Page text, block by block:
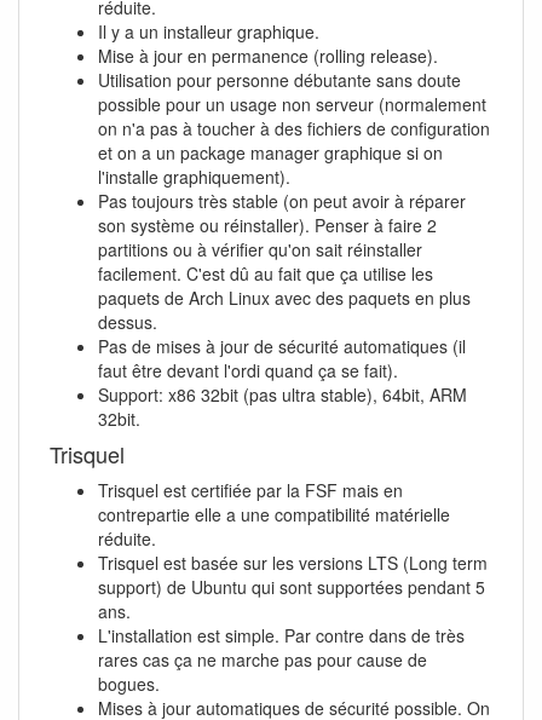
réduite.
Il y a un installeur graphique.
Mise à jour en permanence (rolling release).
Utilisation pour personne débutante sans doute
possible pour un usage non serveur (normalement
on n'a pas à toucher à des fichiers de configuration
et on a un package manager graphique si on
l'installe graphiquement).
Pas toujours très stable (on peut avoir à réparer
son système ou réinstaller). Penser à faire 2
partitions ou à vérifier qu'on sait réinstaller
facilement. C'est dû au fait que ça utilise les
paquets de Arch Linux avec des paquets en plus
dessus.
Pas de mises à jour de sécurité automatiques (il
faut être devant l'ordi quand ça se fait).
Support: x86 32bit (pas ultra stable), 64bit, ARM
32bit.
Trisquel
Trisquel est certifiée par la FSF mais en
contrepartie elle a une compatibilité matérielle
réduite.
Trisquel est basée sur les versions LTS (Long term
support) de Ubuntu qui sont supportées pendant 5
ans.
L'installation est simple. Par contre dans de très
rares cas ça ne marche pas pour cause de
bogues.
Mises à jour automatiques de sécurité possible. On